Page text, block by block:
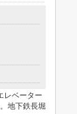
レベーター
地下鉄長堀